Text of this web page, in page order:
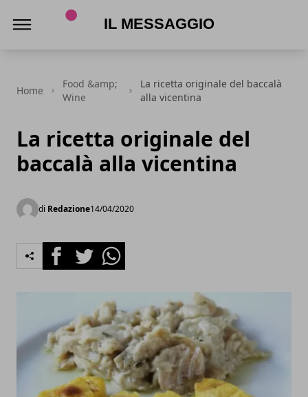
Home
Food &amp;
Wine
La ricetta originale del baccalà
alla vicentina
La ricetta originale del
baccalà alla vicentina
di Redazione14/04/2020
FacebookTwitterWhatsapp